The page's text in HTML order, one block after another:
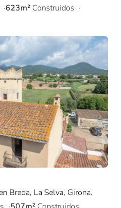
623m² Construidos
Breda, La Selva, Girona.